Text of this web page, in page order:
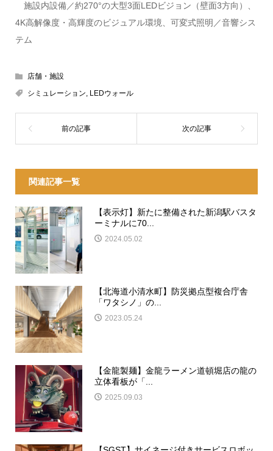
施設内設備／約270°の大型3面LEDビジョン（壁面3方向）、
4K高解像度・高輝度のビジュアル環境、可変式照明／音響シス
テム
店舗・施設
シミュレーション, LEDウォール
関連記事一覧
【表示灯】新たに整備された新潟駅バスタ
ーミナルに70...
2024.05.02
【北海道小清水町】防災拠点型複合庁舎
「ワタシノ」の...
2023.05.24
【金龍製麺】金龍ラーメン道頓堀店の龍の
立体看板が「...
2025.09.03